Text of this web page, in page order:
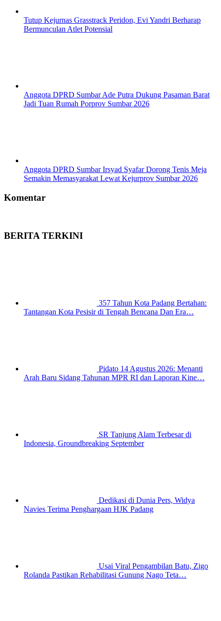
Tutup Kejurnas Grasstrack Peridon, Evi Yandri Berharap
Bermunculan Atlet Potensial
Anggota DPRD Sumbar Ade Putra Dukung Pasaman Barat
Jadi Tuan Rumah Porprov Sumbar 2026
Anggota DPRD Sumbar Irsyad Syafar Dorong Tenis Meja
Semakin Memasyarakat Lewat Kejurprov Sumbar 2026
Komentar
BERITA TERKINI
357 Tahun Kota Padang Bertahan:
Tantangan Kota Pesisir di Tengah Bencana Dan Era…
Pidato 14 Agustus 2026: Menanti
Arah Baru Sidang Tahunan MPR RI dan Laporan Kine…
SR Tanjung Alam Terbesar di
Indonesia, Groundbreaking September
Dedikasi di Dunia Pers, Widya
Navies Terima Penghargaan HJK Padang
Usai Viral Pengambilan Batu, Zigo
Rolanda Pastikan Rehabilitasi Gunung Nago Teta…